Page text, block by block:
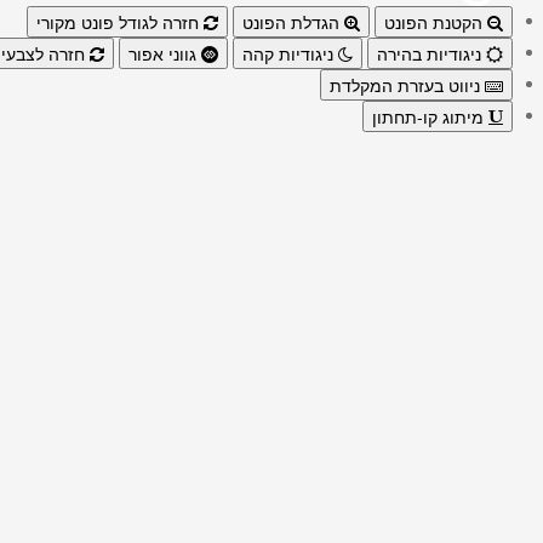
הקטנת הפונט הגדלת הפונט
חזרה לגודל פונט מקורי
ניגודיות בהירה
ניגודיות קהה גווני אפור
חזרה
ניווט בעזרת המקלדת
מיתוג קו-תחתון